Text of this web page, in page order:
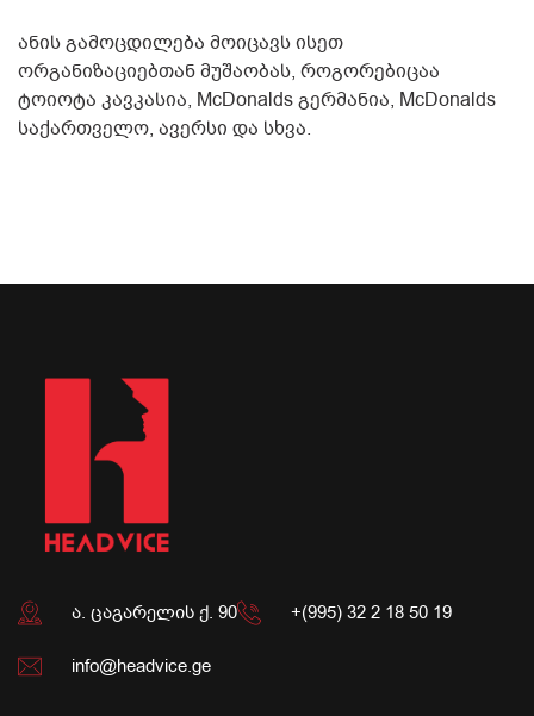
ანის გამოცდილება მოიცავს ისეთ
ორგანიზაციებთან მუშაობას, როგორებიცაა
ტოიოტა კავკასია, McDonalds გერმანია, McDonalds
საქართველო, ავერსი და სხვა.
ა. ცაგარელის ქ. 90 +(995) 32 2 18 50 19
info@headvice.ge